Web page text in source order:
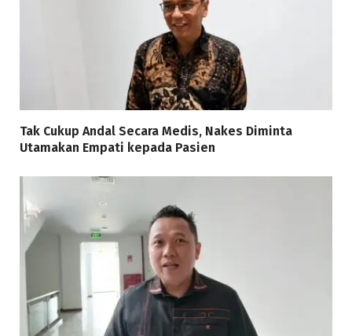
Tak Cukup Andal Secara Medis, Nakes Diminta
Utamakan Empati kepada Pasien